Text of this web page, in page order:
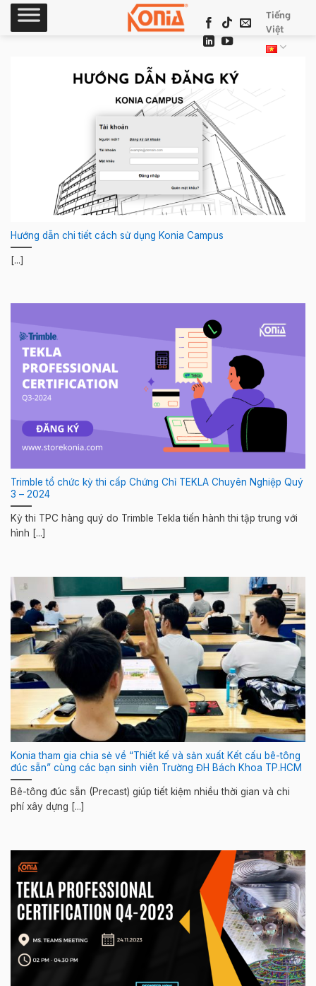
Skip
Tiếng
Việt
Hướng dẫn chi tiết cách sử dụng Konia Campus
[...]
Trimble tổ chức kỳ thi cấp Chứng Chỉ TEKLA Chuyên Nghiệp Quý
3 – 2024
Kỳ thi TPC hàng quý do Trimble Tekla tiến hành thi tập trung với
hình [...]
Konia tham gia chia sẻ về “Thiết kế và sản xuất Kết cấu bê-tông
đúc sẵn” cùng các bạn sinh viên Trường ĐH Bách Khoa TP.HCM
Bê-tông đúc sẵn (Precast) giúp tiết kiệm nhiều thời gian và chi
phí xây dựng [...]